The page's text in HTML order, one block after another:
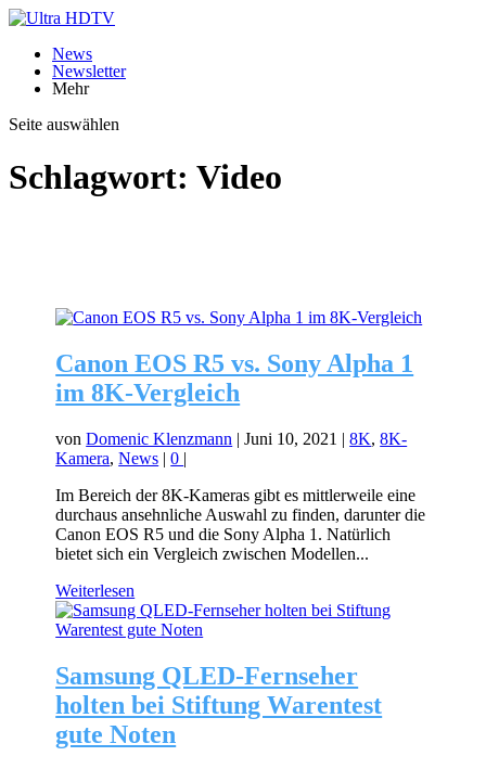
News
Newsletter
Mehr
Seite auswählen
Schlagwort: Video
Canon EOS R5 vs. Sony Alpha 1
im 8K-Vergleich
vonDomenic Klenzmann |Juni 10, 2021 |8K,8K-
Kamera,News |0 |
Im Bereich der 8K-Kameras gibt es mittlerweile eine
durchaus ansehnliche Auswahl zu finden, darunter die
Canon EOS R5 und die Sony Alpha 1. Natürlich
bietet sich ein Vergleich zwischen Modellen...
Weiterlesen
Samsung QLED-Fernseher
holten bei Stiftung Warentest
gute Noten